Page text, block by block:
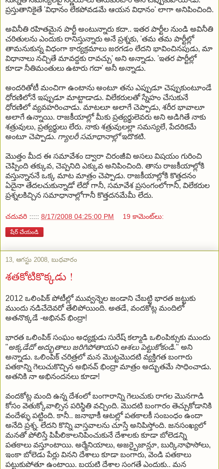
ప్రస్తుతానికైతే 'విధానం లేకపోవడమే ఆయన విధానం' లాగా అనిపించింది.
అవినీతి రహితమైన పార్టీ అంటున్నారు కదా.. ఇతర పార్టీల నుండి అవినీతి
చరితులను ఎందుకు రానిస్తున్నారు అనే ప్రశ్నకు, 'తమ తమ పార్టీల్లో
తామనుకున్న విధంగా కార్యక్రమాలు జరగడం లేదని భావించినపుడు, మా
విధానాలు నచ్చితే మావద్దకు రావచ్చు' అని అన్నాడు. 'ఇతర పార్టీల్లో
కూడా నీతిమంతులు ఉటారు గదా' అనీ అన్నాడు.
అందరితోటీ మంచిగా ఉంటాను అంటూ తను ఎప్పుడూ చెప్పుకుంటూండే
ధోరణిలోనే ఇప్పుడూ మాట్టాడాడు. విలేకరులతో స్నేహం చేసుకునే
ధోరణిలో వ్యవహరించాడు. మాటలూ అలాగే చెప్పాడు, శరీర భావాలూ
అలాగే ఉన్నాయి. రాజకీయాల్లో మీకు ప్రత్యర్థులెవరు అని అడిగితే నాకు
శత్రువులు, ప్రత్యర్థులు లేరు. నాకు శత్రువులల్లా సమస్యలే, పేదరికమే
అంటూ చెప్పాడు. గ్యాలరీ సమాధానాల్లోఇదొకటి.
మొత్తం మీద ఈ సమావేశం ద్వారా చిరంజీవి అసలు విషయం గురించి
చెప్పింది తక్కువ, చెప్పనిది ఎక్కువ అనిపించింది. తాను రాజకీయాల్లోకి
వస్తున్నాననే ఒక్క మాట మాత్రం చెప్పాడు. రాజకీయాల్లోకి కొత్తదనం
ఏదైనా తేదలచుకున్నాడో లేదో గానీ, సమావేశ ప్రసంగంలోగానీ, విలేకరుల
ప్రశ్నలకిచ్చిన సమాధానాల్లోగానీ కొత్తదనమేమీ లేదు.
చదువరి ::::: 8/17/2008 04:25:00 PM 19 కామెంట్‌లు:
షేర్ చేయండి
13, ఆగస్టు 2008, బుధవారం
శతకోటికొక్కడు !
2012 ఒలింపిక్ పోటీల్లో మువ్వన్నెల జండాని చేబట్టి భారత జట్టుకు
ముందు నడిచేదెవరో తేలిపోయింది. అతడే, వందకోట్ల మందిలో
అతనొక్కడే -అభినవ్ భింద్రా!
భారత ఒలింపిక్ సంఘం అధ్యక్షుడు సురేష్ కల్మాడి ఒలింపిక్సుకు ముందు
"అక్కడేదో అద్భుతాలు జరిగిపోతాయని ఆశలు పెట్టుకోకండి." అని
అన్నాడు. ఒలింపిక్ చరిత్రలో మన మొట్టమొదటి వ్యక్తిగత బంగారు
పతకాన్ని గెలుచుకొచ్చిన అభినవ్ భింద్రా మాత్రం అద్భుతమే సాధించాడు.
అతనికి నా అభినందనలు కూడా!
వందకోట్ల మంది ఉన్న దేశంలో బంగారాన్ని గెలుచుకు రాగల మొనగాడి
కోసం వెతుక్కోవాల్సిన పరిస్థితి వచ్చింది. మొదటి బంగారం తెచ్చుకోడానికి
వందేళ్ళు పట్టింది. కానీ.. జనాభాకీ ఆటల్లో పతకాలకీ సంబంధం ఉందా
అనేది ప్రశ్న. లేదని కొన్ని వాస్తవాలను చూస్తే అనిపిస్తోంది. జనసంఖ్యలో
మనతో పోలిస్తే పిపీలికాలనిపించుకునే దేశాలకు కూడా బోలెడన్ని
పతకాలు వస్తూంటాయి. అర్మేనియాలు, అజర్బైజాన్లూ, బుర్కినాఫాసోలు,
ఇంకా బోలెడు పేర్లు వినని దేశాలు కూడా బంగారు, వెండి పతకాలు
పట్టుకుపోతూ ఉంటాయి. బయటి దేశాల సంగతే ఎందుకు.. మన